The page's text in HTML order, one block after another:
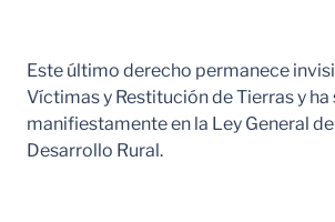
Este último derecho permanece
Víctimas y Restitución de Tierras y
manifiestamente en la Ley General
Desarrollo Rural.